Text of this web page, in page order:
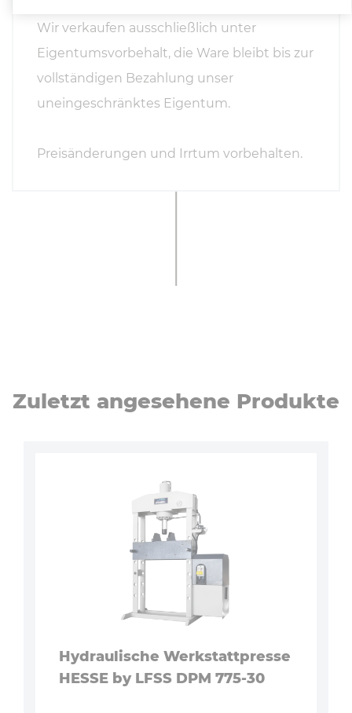
Wir verkaufen ausschließlich unter
Eigentumsvorbehalt, die Ware bleibt bis zur
vollständigen Bezahlung unser
uneingeschränktes Eigentum.
Preisänderungen und Irrtum vorbehalten.
Zuletzt angesehene Produkte
Hydraulische Werkstattpresse
HESSE by LFSS DPM 775-30